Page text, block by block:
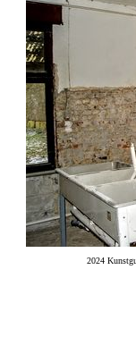
2024